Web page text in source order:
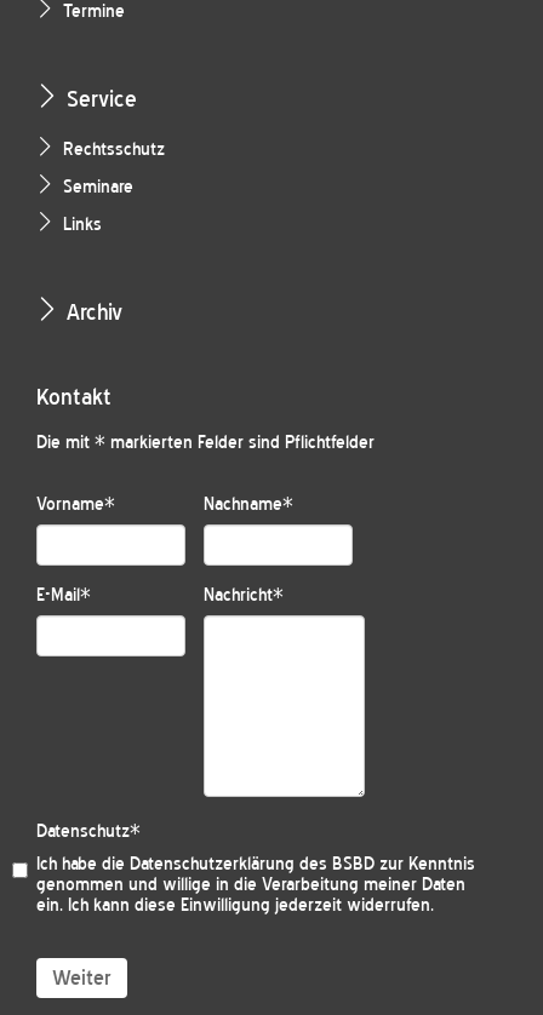
Termine
Service
Rechtsschutz
Seminare
Links
Archiv
Kontakt
Die mit * markierten Felder sind Pflichtfelder
Vorname* Nachname*
E-Mail* Nachricht*
Datenschutz*
Ich habe die Datenschutzerklärung des BSBD zur Kenntnis
genommen und willige in die Verarbeitung meiner Daten
ein. Ich kann diese Einwilligung jederzeit widerrufen.
Weiter